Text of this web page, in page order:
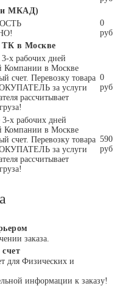
МКАД)
0
руб
ТК в Москве
х рабочих дней
Компании в Москве
счет. Перевозку товара
за услуги
рассчитывает
0
руб
х рабочих дней
Компании в Москве
счет. Перевозку товара
за услуги
рассчитывает
590
руб
заказа.
для Физических и
информации к заказу!